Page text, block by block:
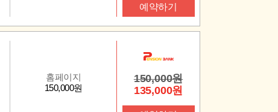
예약하기
홈페이지
150,000원
150,000원
135,000원